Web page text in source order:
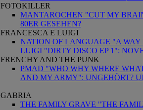
FOTOKILLER
MANTAROCHEN "CUT MY
80ER GESEHEN?
FRANCESCA E LUIGI
NATION OF LANGUAGE "A
LUIGI "DIRTY DISCO EP 1":
FRENCHY AND THE PUNK
PMAD "WHO WHY WHERE
AND MY ARMY": UNGEHÖRT?
GABRIA
THE FAMILY GRAVE "THE